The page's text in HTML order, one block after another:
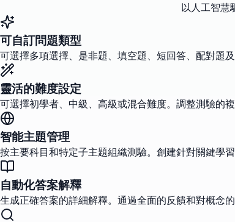
以人工智慧
可自訂問題類型
可選擇多項選擇、是非題、填空題、短回答、配對題
靈活的難度設定
可選擇初學者、中級、高級或混合難度。調整測驗的
智能主題管理
按主要科目和特定子主題組織測驗。創建針對關鍵學
自動化答案解釋
生成正確答案的詳細解釋。通過全面的反饋和對概念